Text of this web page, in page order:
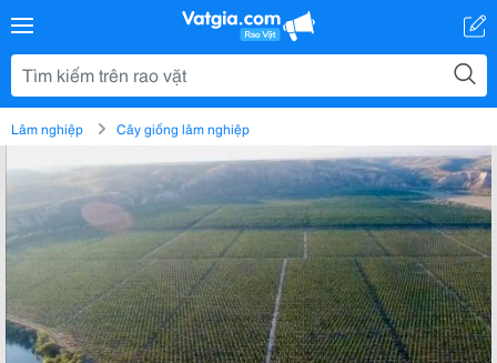
Lâm nghiệp Cây giống lâm nghiệp